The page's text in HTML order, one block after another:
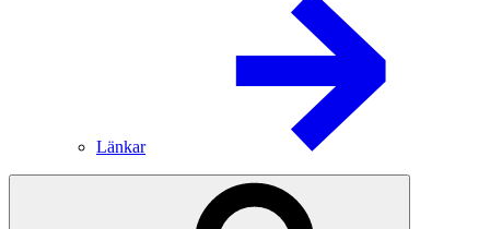
Länkar